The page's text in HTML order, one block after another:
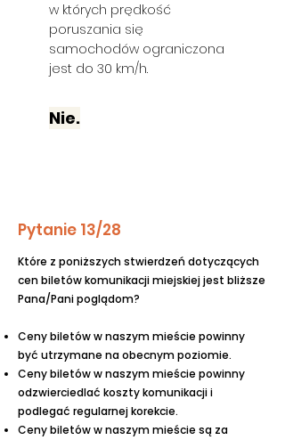
w których prędkość
poruszania się
samochodów ograniczona
jest do 30 km/h.
Nie.
Pytanie 13/28
Które z poniższych stwierdzeń dotyczących
cen biletów komunikacji miejskiej jest bliższe
Pana/Pani poglądom?
Ceny biletów w naszym mieście powinny
być utrzymane na obecnym poziomie.
Ceny biletów w naszym mieście powinny
odzwierciedlać koszty komunikacji i
podlegać regularnej korekcie.
Ceny biletów w naszym mieście są za